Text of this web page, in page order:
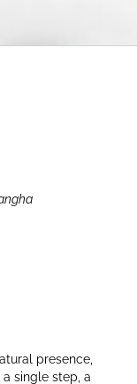
presence,
single step, a